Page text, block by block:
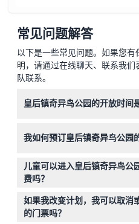
常见问题解答
以下是一些常见问题。如果您
明，请通过在线聊天、联系我
队联系。
皇后镇奇异鸟公园的开放时间
节不同而有所变化：夏季为
圣诞节当天闭园（可能会有
我如何预订皇后镇奇异鸟公园
您可以在本网站上轻松在线预
预订过程中查看可用性，即可
儿童可以进入皇后镇奇异鸟公
费吗？
可以，欢迎所有年龄的儿童入
6-15岁的儿童享受优惠票价，
如果我改变计划，我可以取消
的门票吗？